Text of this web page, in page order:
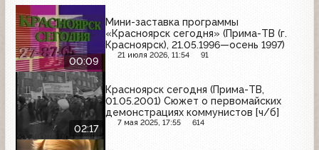
00:09
Мини-заставка программы
«Красноярск сегодня» (Прима-ТВ (г.
Красноярск), 21.05.1996—осень 1997)
21 июля 2026, 11:54 91
02:17
Красноярск сегодня (Прима-ТВ,
01.05.2001) Сюжет о первомайских
демонстрациях коммунистов [ч/б]
7 мая 2025, 17:55 614